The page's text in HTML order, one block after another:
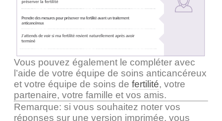
Vous pouvez également le compléter avec
l’aide de votre équipe de soins anticancéreux
et votre équipe de soins de fertilité, votre
partenaire, votre famille et vos amis.
Remarque: si vous souhaitez noter vos
réponses sur une version imprimée, vous